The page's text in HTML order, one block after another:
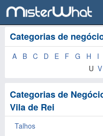
Categorias de
A B C D E F G H I
U V
Categorias de
Vila de Rei
Talhos